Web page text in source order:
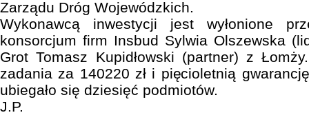
Zarządu Dróg Wojewódzkich.
Wykonawcą inwestycji jest wyłonione
konsorcjum firm Insbud Sylwia Olszewska
Grot Tomasz Kupidłowski (partner) z
zadania za 140220 zł i pięcioletnią
ubiegało się dziesięć podmiotów.
J.P.